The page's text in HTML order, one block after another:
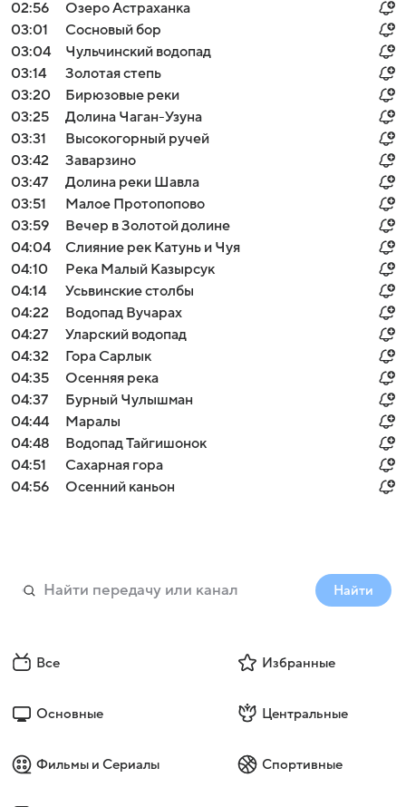
02:56
Озеро Астраханка
03:01
Сосновый бор
03:04
Чульчинский водопад
03:14
Золотая степь
03:20
Бирюзовые реки
03:25
Долина Чаган-Узуна
03:31
Высокогорный ручей
03:42
Заварзино
03:47
Долина реки Шавла
03:51
Малое Протопопово
03:59
Вечер в Золотой долине
04:04
Слияние рек Катунь и Чуя
04:10
Река Малый Казырсук
04:14
Усьвинские столбы
04:22
Водопад Вучарах
04:27
Уларский водопад
04:32
Гора Сарлык
04:35
Осенняя река
04:37
Бурный Чулышман
04:44
Маралы
04:48
Водопад Тайгишонок
04:51
Сахарная гора
04:56
Осенний каньон
Найти
Все Избранные
Основные Центральные
Фильмы и Сериалы Спортивные